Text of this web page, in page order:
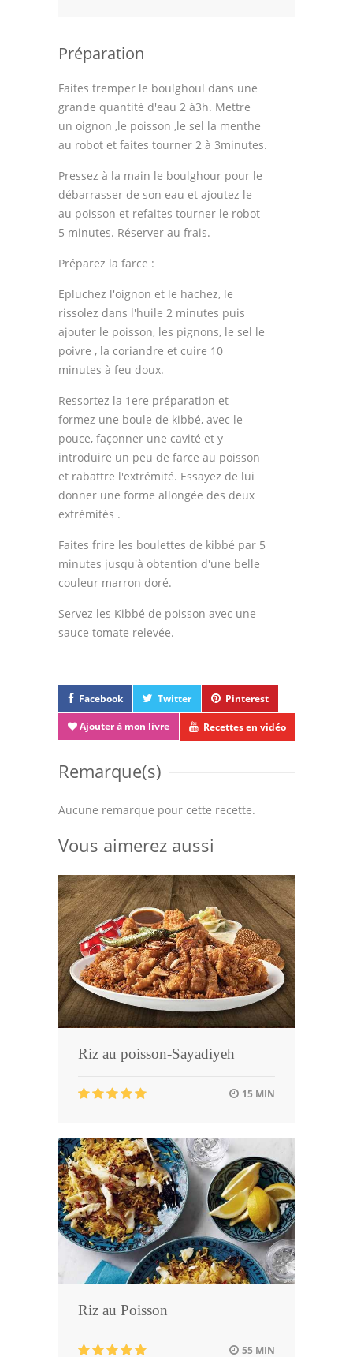
Préparation
Faites tremper le boulghoul dans une
grande quantité d'eau 2 à3h. Mettre
un oignon ,le poisson ,le sel la menthe
au robot et faites tourner 2 à 3minutes.
Pressez à la main le boulghour pour le
débarrasser de son eau et ajoutez le
au poisson et refaites tourner le robot
5 minutes. Réserver au frais.
Préparez la farce :
Epluchez l'oignon et le hachez, le
rissolez dans l'huile 2 minutes puis
ajouter le poisson, les pignons, le sel le
poivre , la coriandre et cuire 10
minutes à feu doux.
Ressortez la 1ere préparation et
formez une boule de kibbé, avec le
pouce, façonner une cavité et y
introduire un peu de farce au poisson
et rabattre l'extrémité. Essayez de lui
donner une forme allongée des deux
extrémités .
Faites frire les boulettes de kibbé par 5
minutes jusqu'à obtention d'une belle
couleur marron doré.
Servez les Kibbé de poisson avec une
sauce tomate relevée.
Facebook Twitter Pinterest
Ajouter à mon livre Recettes en vidéo
Remarque(s)
Aucune remarque pour cette recette.
Vous aimerez aussi
Riz au poisson-Sayadiyeh
15 MIN
Riz au Poisson
55 MIN